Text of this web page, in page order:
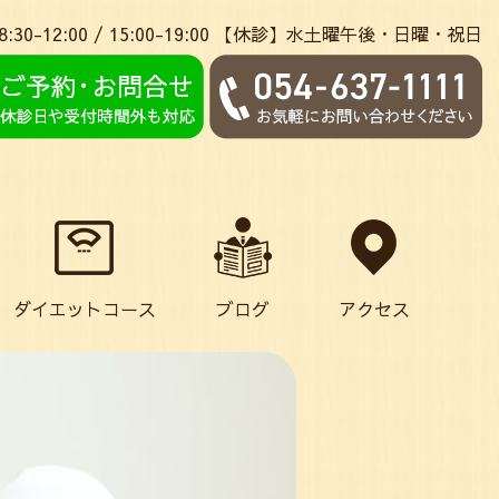
12:00 / 15:00-19:00 【休診】水土曜午後・日曜・祝日
ダイエットコース ブログ アクセス